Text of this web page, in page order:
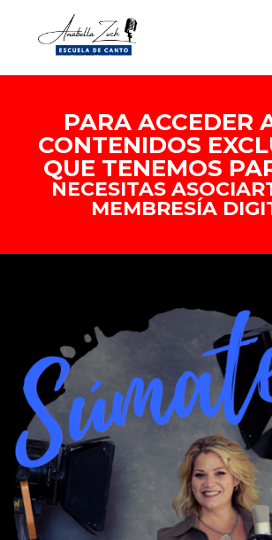
PARA ACCEDER
CONTENIDOS
QUE TENEMOS
NECESITAS
MEMBRESÍA